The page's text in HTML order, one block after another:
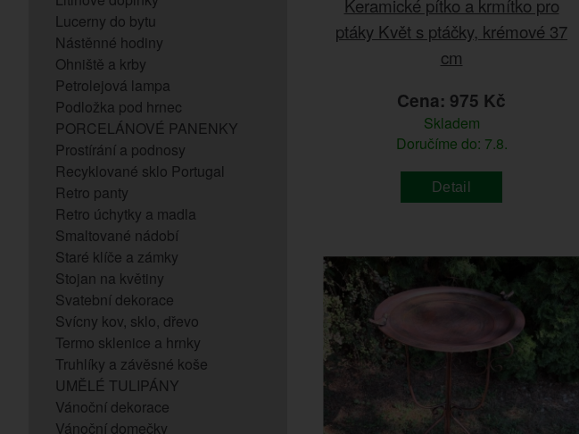
Lucerny do bytu
Nástěnné hodiny
Ohniště a krby
Petrolejová lampa
Podložka pod hrnec
PORCELÁNOVÉ PANENKY
Prostírání a podnosy
Recyklované sklo Portugal
Retro panty
Retro úchytky a madla
Smaltované nádobí
Staré klíče a zámky
Stojan na květiny
Svatební dekorace
Svícny kov, sklo, dřevo
Termo sklenice a hrnky
Truhlíky a závěsné koše
UMĚLÉ TULIPÁNY
Vánoční dekorace
Vánoční domečky
Keramické pítko a krmítko pro
ptáky Květ s ptáčky, krémové 37
cm
Cena: 975 Kč
Skladem
Doručíme do: 7.8.
Detail